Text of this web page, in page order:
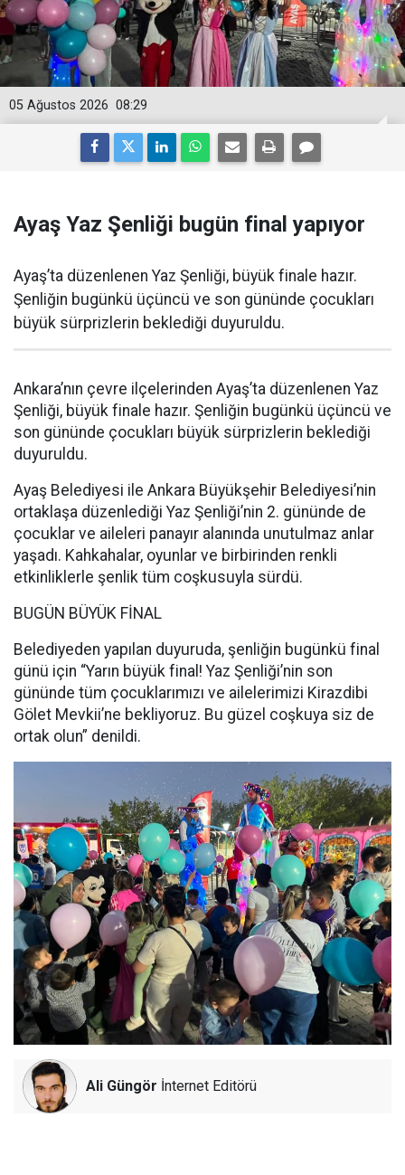
08:29
05 Ağustos 2026
Ayaş Yaz Şenliği bugün final yapıyor
Ayaş’ta düzenlenen Yaz Şenliği, büyük finale hazır.
Şenliğin bugünkü üçüncü ve son gününde çocukları
büyük sürprizlerin beklediği duyuruldu.
Ankara’nın çevre ilçelerinden Ayaş’ta düzenlenen Yaz
Şenliği, büyük finale hazır. Şenliğin bugünkü üçüncü ve
son gününde çocukları büyük sürprizlerin beklediği
duyuruldu.
Ayaş Belediyesi ile Ankara Büyükşehir Belediyesi’nin
ortaklaşa düzenlediği Yaz Şenliği’nin 2. gününde de
çocuklar ve aileleri panayır alanında unutulmaz anlar
yaşadı. Kahkahalar, oyunlar ve birbirinden renkli
etkinliklerle şenlik tüm coşkusuyla sürdü.
BUGÜN BÜYÜK FİNAL
Belediyeden yapılan duyuruda, şenliğin bugünkü final
günü için “Yarın büyük final! Yaz Şenliği’nin son
gününde tüm çocuklarımızı ve ailelerimizi Kirazdibi
Gölet Mevkii’ne bekliyoruz. Bu güzel coşkuya siz de
ortak olun” denildi.
Ali Güngör İnternet Editörü